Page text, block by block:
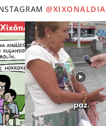
@XIXONALDIA